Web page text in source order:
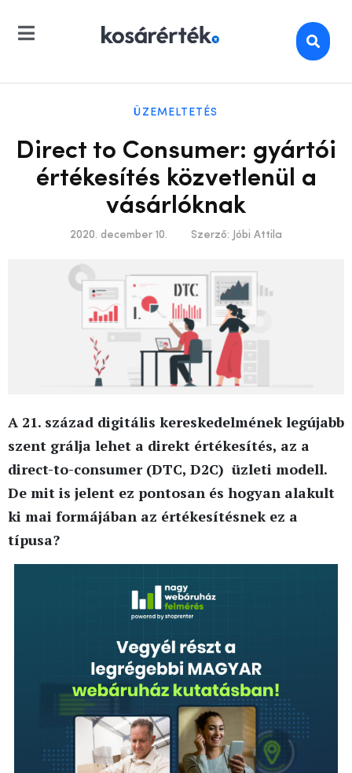
ÜZEMELTETÉS
Direct to Consumer: gyártói
értékesítés közvetlenül a
vásárlóknak
2020. december 10. Szerző: Jóbi Attila
A 21. század digitális kereskedelmének legújabb
szent grálja lehet a direkt értékesítés, az a
direct-to-consumer (DTC, D2C) üzleti modell.
De mit is jelent ez pontosan és hogyan alakult
ki mai formájában az értékesítésnek ez a
típusa?